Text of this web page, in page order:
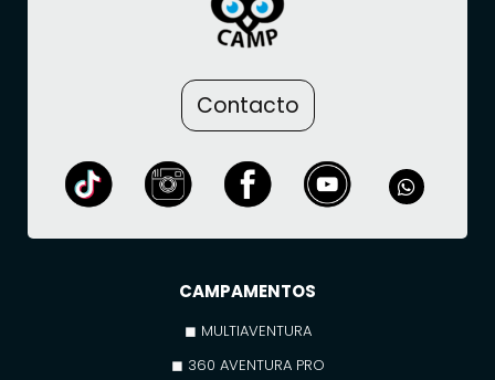
Contacto
CAMPAMENTOS
◼ MULTIAVENTURA
◼ 360 AVENTURA PRO